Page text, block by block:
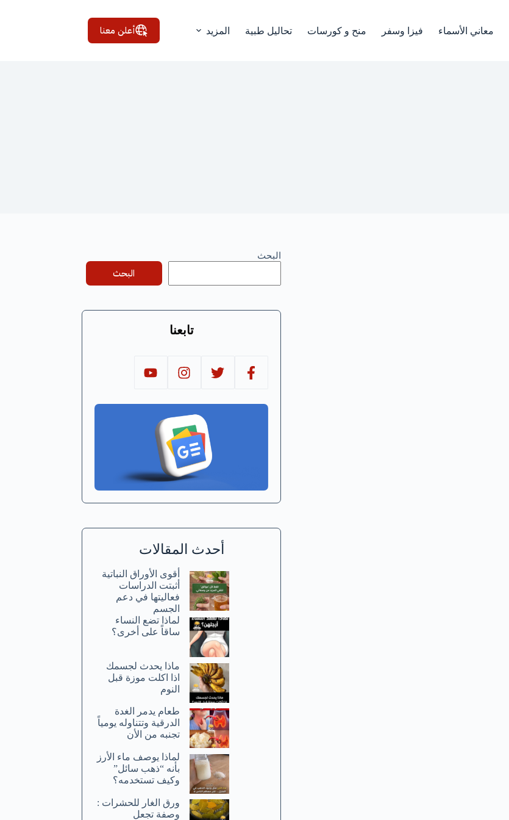
معاني الأسماء فيزا وسفر منح و كورسات تحاليل طبية المزيد أعلن معنا
البحث
البحث
تابعنا
أحدث المقالات
أقوى الأوراق النباتية
أثبتت الدراسات
فعاليتها في دعم
الجسم
لماذا تضع النساء
ساقاً على أخرى؟
ماذا يحدث لجسمك
اذا اكلت موزة قبل
النوم
طعام يدمر الغدة
الدرقية وتتناوله يومياً
تجنبه من الأن
لماذا يوصف ماء الأرز
بأنه “ذهب سائل”
وكيف تستخدمه؟
ورق الغار للحشرات :
وصفة تجعل